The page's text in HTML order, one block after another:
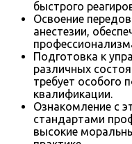
быстрого
Освоение
анестезии,
Подготовка к
различных
требует особого
квалификации.
Ознакомление с
стандартами
высокие